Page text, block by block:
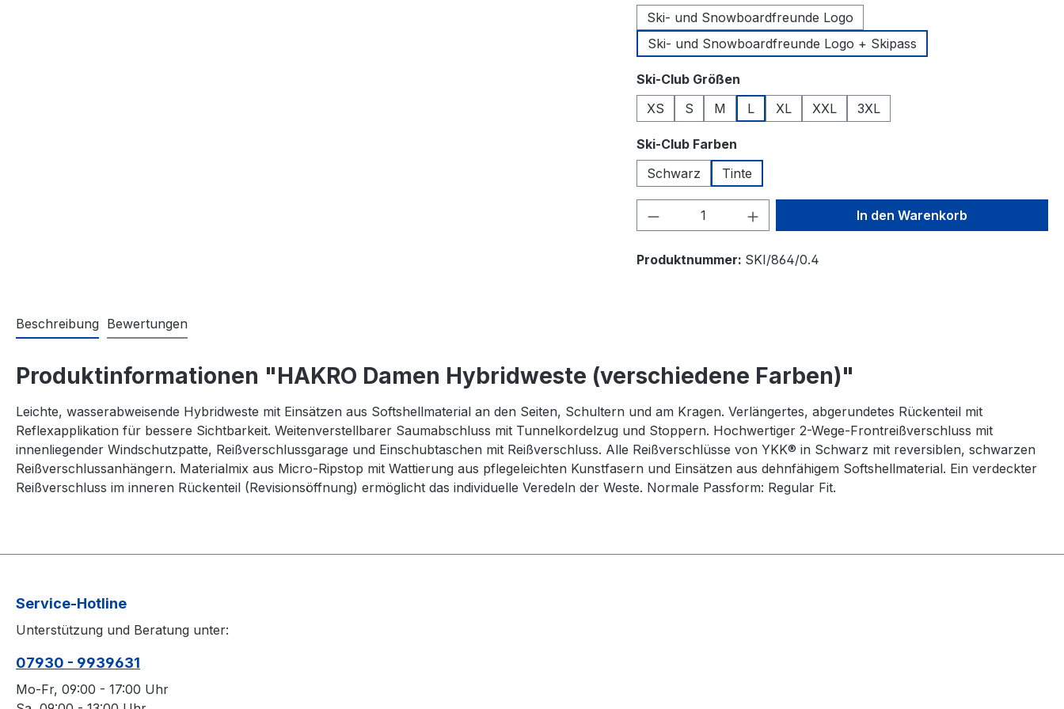
Ski- und Snowboardfreunde Logo
Ski- und Snowboardfreunde Logo + Skipass
Ski-Club Größen
XS
S M L XL XXL 3XL
Ski-Club Farben
Schwarz
Tinte
Produkt Anzahl: Gib den gewünschten Wert
In den Warenkorb
Produktnummer: SKI/864/0.4
Beschreibung Bewertungen
Produktinformationen "HAKRO Damen Hybridweste (verschiedene Farben)"
Leichte, wasserabweisende Hybridweste mit Einsätzen aus Softshellmaterial an den Seiten, Schultern und am Kragen. Verlängertes, abgerundetes Rückenteil mit
Reflexapplikation für bessere Sichtbarkeit. Weitenverstellbarer Saumabschluss mit Tunnelkordelzug und Stoppern. Hochwertiger 2-Wege-Frontreißverschluss mit
innenliegender Windschutzpatte, Reißverschlussgarage und Einschubtaschen mit Reißverschluss. Alle Reißverschlüsse von YKK® in Schwarz mit reversiblen, schwarzen
Reißverschlussanhängern. Materialmix aus Micro-Ripstop mit Wattierung aus pflegeleichten Kunstfasern und Einsätzen aus dehnfähigem Softshellmaterial. Ein verdeckter
Reißverschluss im inneren Rückenteil (Revisionsöffnung) ermöglicht das individuelle Veredeln der Weste. Normale Passform: Regular Fit.
Service-Hotline
Unterstützung und Beratung unter:
07930 - 9939631
Mo-Fr, 09:00 - 17:00 Uhr